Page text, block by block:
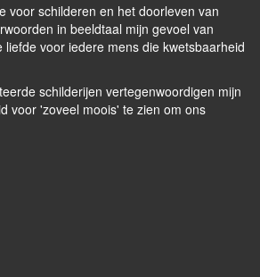
voor schilderen en het doorleven van
in beeldtaal mijn gevoel van
liefde voor iedere mens die kwetsbaarheid
schilderijen vertegenwoordigen mijn
voor 'zoveel moois' te zien om ons